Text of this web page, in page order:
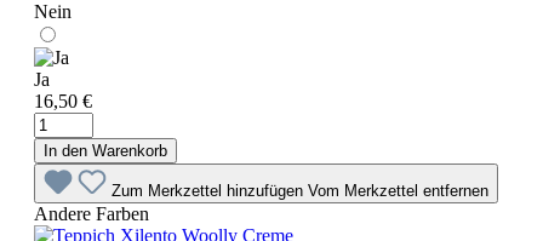
Nein
Ja
16,50 €
In den Warenkorb
Zum Merkzettel hinzufügen Vom Merkzettel entfernen
Andere Farben